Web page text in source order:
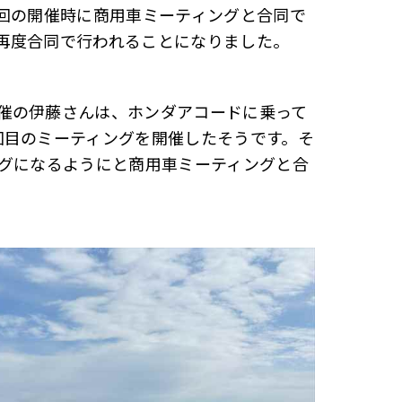
の開催時に商用車ミーティングと合同で
合同で行われることになりました。
伊藤さんは、ホンダアコードに乗って
のミーティングを開催したそうです。そ
になるようにと商用車ミーティングと合